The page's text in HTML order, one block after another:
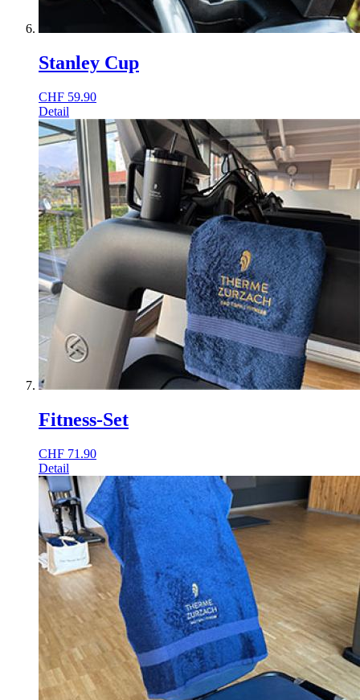
Stanley Cup
CHF 59.90
Detail
Fitness-Set
CHF 71.90
Detail